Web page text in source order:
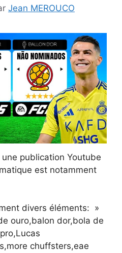
Jean MEROUCO
publication Youtube
est notamment
divers éléments: »
ouro,balon dor,bola de
chuffsters,eae